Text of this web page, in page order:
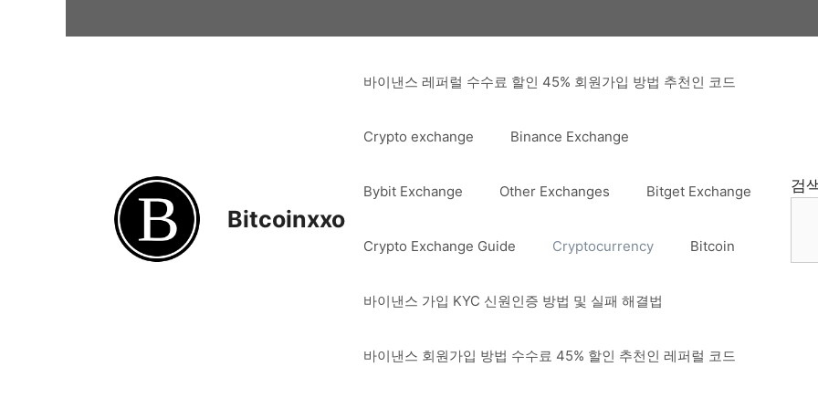
Bitcoinxxo
바이낸스 레퍼럴 수수료 할인 45% 회원가입 방법 추천인 코드
Crypto exchange Binance Exchange
Bybit Exchange Other Exchanges Bitget Exchange
Crypto Exchange Guide Cryptocurrency Bitcoin
바이낸스 가입 KYC 신원인증 방법 및 실패 해결법
바이낸스 회원가입 방법 수수료 45% 할인 추천인 레퍼럴 코드
검